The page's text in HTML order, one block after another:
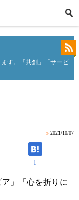
す。「共創」「サービ
» 2021/10/07
1
」「心を折りに